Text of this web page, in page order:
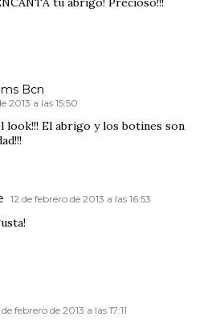
Bcn
2013 a las 15:50
look!!! El abrigo y los botines son
12 de febrero de 2013 a las 16:53
de febrero de 2013 a las 17:11